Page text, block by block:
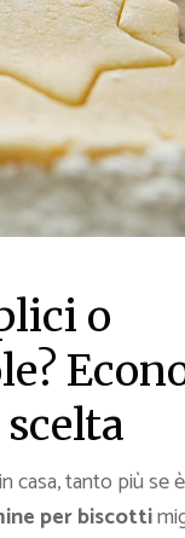
o
casa, tanto più se
per biscotti